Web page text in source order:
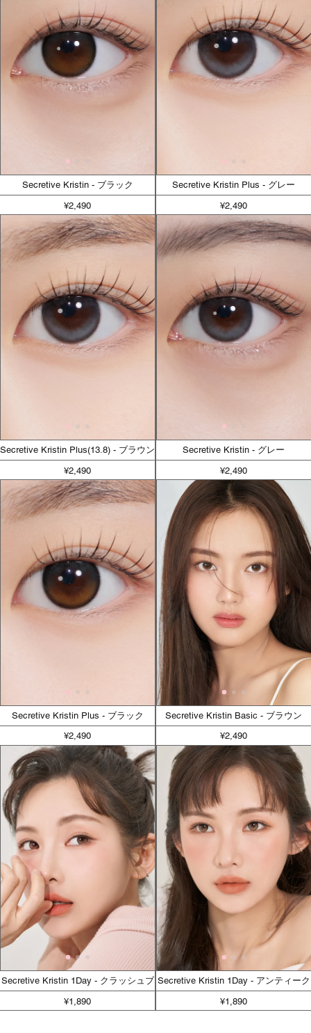
Secretive Kristin - ブラック
¥2,490
Secretive Kristin Plus - グレー
¥2,490
Secretive Kristin Plus(13.8) - ブラウン
¥2,490
Secretive Kristin - グレー
¥2,490
Secretive Kristin Plus - ブラック
¥2,490
Secretive Kristin Basic - ブラウン
¥2,490
Secretive Kristin 1Day - クラッシュブ
ラウン
¥1,890
Secretive Kristin 1Day - アンティーク
ブラウン
¥1,890